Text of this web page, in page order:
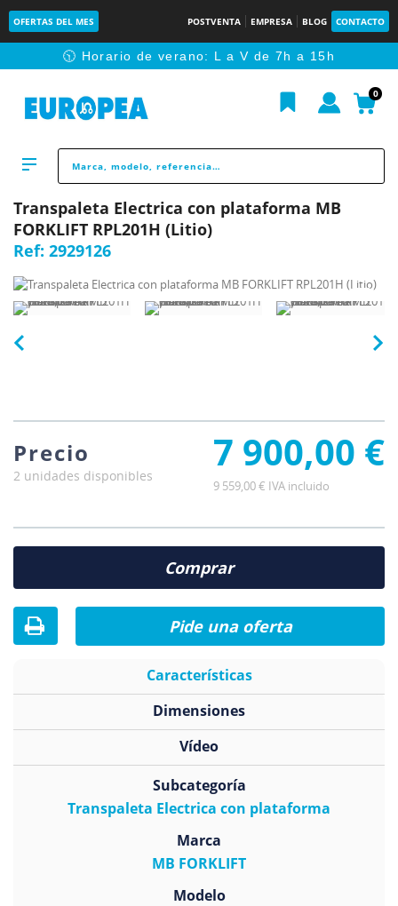
OFERTAS DEL MES POSTVENTA EMPRESA BLOG CONTACTO
🕥 Horario de verano: L a V de 7h a 15h
0
Transpaleta Electrica con plataforma MB
FORKLIFT RPL201H (Litio)
Ref: 2929126
Precio
2 unidades disponibles 7 900,00 €
9 559,00 € IVA incluido
Comprar
Pide una oferta
Características
Subcategoría
Transpaleta Electrica con plataforma
Marca
MB FORKLIFT
Modelo
Dimensiones
Vídeo